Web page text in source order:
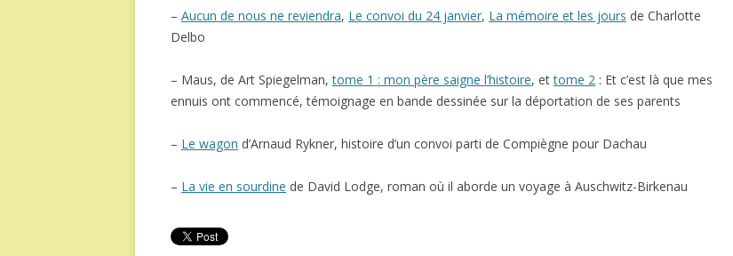
– Aucun de nous ne reviendra, Le convoi du 24 janvier, La mémoire et les jours de Charlotte
Delbo
– Maus, de Art Spiegelman,tome 1 : mon père saigne l’histoire, ettome 2 : Et c’est là que mes
ennuis ont commencé, témoignage en bande dessinée sur la déportation de ses parents
– Le wagon d’Arnaud Rykner, histoire d’un convoi parti de Compiègne pour Dachau
– La vie en sourdine de David Lodge, roman où il aborde un voyage à Auschwitz-Birkenau